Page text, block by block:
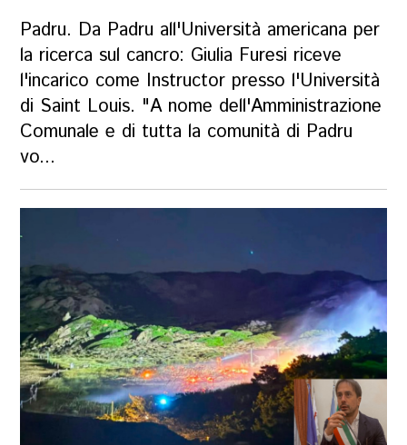
Padru. Da Padru all'Università americana per
la ricerca sul cancro: Giulia Furesi riceve
l'incarico come Instructor presso l'Università
di Saint Louis. "A nome dell'Amministrazione
Comunale e di tutta la comunità di Padru
vo...